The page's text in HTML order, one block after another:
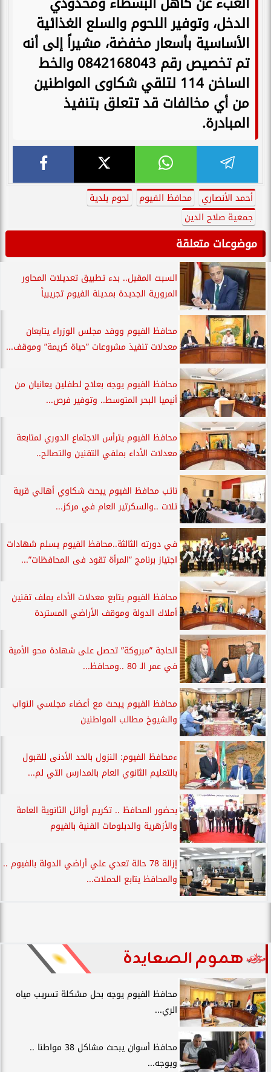
الدخل، وتوفير اللحوم والسلع الغذائية
الأساسية بأسعار مخفضة، مشيراً إلى أنه
تم تخصيص رقم 0842168043 والخط
الساخن 114 لتلقي شكاوى المواطنين
من أي مخالفات قد تتعلق بتنفيذ
المبادرة.
أحمد الأنصاري محافظ الفيوم
لحوم بلدية
جمعية صلاح الدين
موضوعات متعلقة
السبت المقبل.. بدء تطبيق تعديلات المحاور
المرورية الجديدة بمدينة الفيوم تجريبياً
محافظ الفيوم ووفد مجلس الوزراء يتابعان
معدلات تنفيذ مشروعات ”حياة كريمة” وموقف...
محافظ الفيوم يوجه بعلاج لطفلين يعانيان من
أنيميا البحر المتوسط.. وتوفير فرص...
محافظ الفيوم يترأس الاجتماع الدوري لمتابعة
معدلات الأداء بملفي التقنين والتصالح..
نائب محافظ الفيوم يبحث شكاوي أهالي قرية
تلات ..والسكرتير العام في مركز...
في دورته الثالثة..محافظ الفيوم يسلم شهادات
اجتياز برنامج ”المرأة تقود فى المحافظات”...
محافظ الفيوم يتابع معدلات الأداء بملف تقنين
أملاك الدولة وموقف الأراضي المستردة
الحاجة ”مبروكة” تحصل على شهادة محو الأمية
في عمر الـ 80 ..ومحافظ...
محافظ الفيوم يبحث مع أعضاء مجلسي النواب
والشيوخ مطالب المواطنين
ءمحافظ الفيوم: النزول بالحد الأدنى للقبول
بالتعليم الثانوي العام بالمدارس التي لم...
بحضور المحافظ .. تكريم أوائل الثانوية العامة
والأزهرية والدبلومات الفنية بالفيوم
إزالة 78 حالة تعدي علي أراضي الدولة بالفيوم ..
والمحافظ يتابع الحملات...
هموم الصعايدة
محافظ الفيوم يوجه بحل مشكلة تسريب مياه
الري...
محافظ أسوان يبحث مشاكل 38 مواطنا ..
ويوجه...